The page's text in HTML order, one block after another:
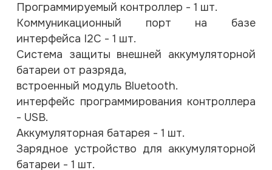
Программируемый контроллер - 1 шт.
Коммуникационный порт на базе
интерфейса I2C - 1 шт.
Система защиты внешней аккумуляторной
батареи от разряда,
встроенный модуль Bluetooth.
интерфейс программирования контроллера
- USB.
Аккумуляторная батарея - 1 шт.
Зарядное устройство для аккумуляторной
батареи - 1 шт.